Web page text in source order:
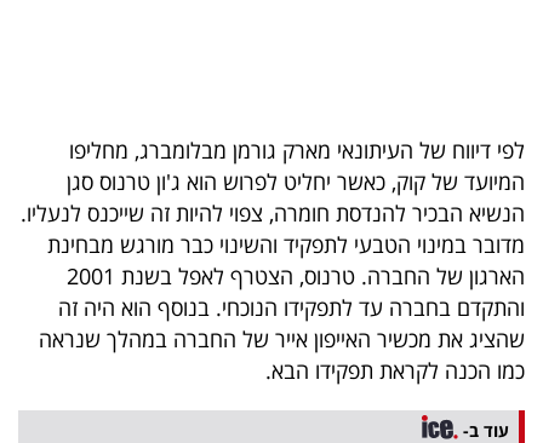
המילון
הכלכלי
פודקאסט
40
UNDER
40
לפי דיווח של העיתונאי מארק גורמן מבלומברג, מחליפו
המיועד של קוק, כאשר יחליט לפרוש הוא ג'ון טרנוס סגן
הנשיא הבכיר להנדסת חומרה, צפוי להיות זה שייכנס לנעליו.
מדובר במינוי הטבעי לתפקיד והשינוי כבר מורגש מבחינת
הארגון של החברה. טרנוס, הצטרף לאפל בשנת 2001
והתקדם בחברה עד לתפקידו הנוכחי. בנוסף הוא היה זה
שהציג את מכשיר האייפון אייר של החברה במהלך שנראה
כמו הכנה לקראת תפקידו הבא.
עוד ב-